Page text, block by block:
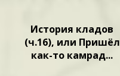
История кладов
(ч.16), или Пришёл
как-то камрад...